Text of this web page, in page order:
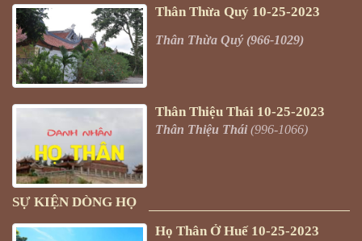
Thân Thừa Quý 10-25-2023
Thân Thừa Quý (966-1029)
Thân Thiệu Thái 10-25-2023
Thân Thiệu Thái(996-1066)
SỰ KIỆN DÒNG HỌ
Họ Thân Ở Huế 10-25-2023